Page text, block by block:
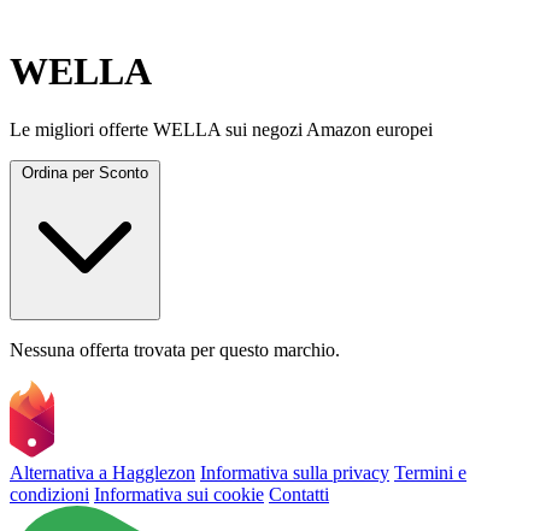
WELLA
Le migliori offerte WELLA sui negozi Amazon europei
Ordina per Sconto
Nessuna offerta trovata per questo marchio.
Alternativa a Hagglezon Informativa sulla privacy Termini e
condizioni Informativa sui cookie Contatti